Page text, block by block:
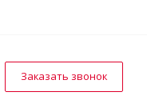
Заказать звонок